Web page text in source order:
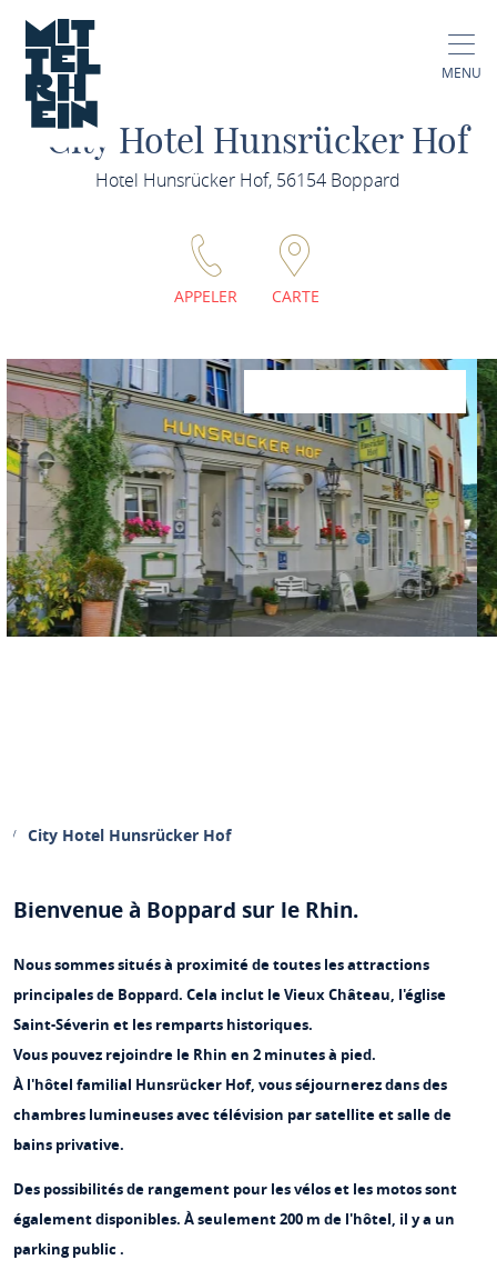
MENU
City Hotel Hunsrücker Hof
Hotel Hunsrücker Hof, 56154 Boppard
APPELER CARTE
City Hotel Hunsrücker Hof
Bienvenue à Boppard sur le Rhin.
Nous sommes situés à proximité de toutes les attractions
principales de Boppard. Cela inclut le Vieux Château, l'église
Saint-Séverin et les remparts historiques.
Vous pouvez rejoindre le Rhin en 2 minutes à pied.
À l'hôtel familial Hunsrücker Hof, vous séjournerez dans des
chambres lumineuses avec télévision par satellite et salle de
bains privative.
Des possibilités de rangement pour les vélos et les motos sont
également disponibles. À seulement 200 m de l'hôtel, il y a un
parking public .